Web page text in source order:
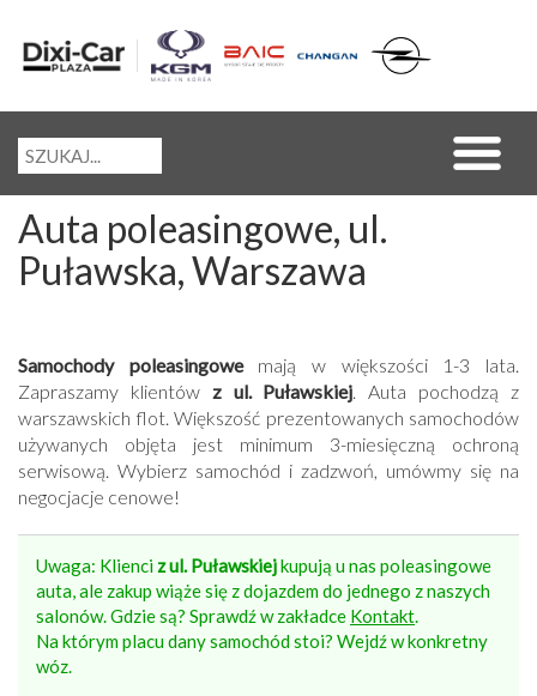
Auta poleasingowe, ul.
Puławska, Warszawa
Samochody poleasingowemają w większości 1-3 lata.
Zapraszamy klientów z ul. Puławskiej. Auta pochodzą z
warszawskich flot. Większość prezentowanych samochodów
używanych objęta jest minimum 3-miesięczną ochroną
serwisową. Wybierz samochód i zadzwoń, umówmy się na
negocjacje cenowe!
Uwaga: Klienci z ul. Puławskiejkupują u nas poleasingowe
auta, ale zakup wiąże się z dojazdem do jednego z naszych
salonów. Gdzie są? Sprawdź w zakładce Kontakt.
Na którym placu dany samochód stoi? Wejdź w konkretny
wóz.